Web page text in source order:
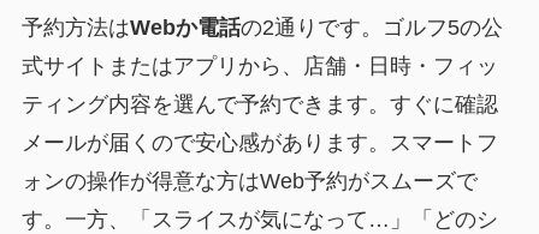
予約方法はWebか電話の2通りです。ゴルフ5の公
式サイトまたはアプリから、店舗・日時・フィッ
ティング内容を選んで予約できます。すぐに確認
メールが届くので安心感があります。スマートフ
ォンの操作が得意な方はWeb予約がスムーズで
す。一方、「スライスが気になって…」「どのシ